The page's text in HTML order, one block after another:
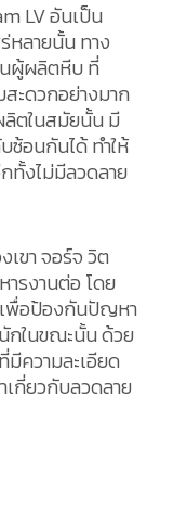
LV อันเป็น
ลายนั้น ทาง
นผู้ผลิตหีบ ที่
ะดวกอย่างมาก
ลิตในสมัยนั้น มี
ซ้อนกันได้ ทำให้
ทั้งไม่มีลวดลาย
เขา จอร์จ วิต
ารงานต่อ โดย
เพื่อป้องกันปัญหา
กในขณะนั้น ด้วย
ความละเอียด
เกี่ยวกับลวดลาย